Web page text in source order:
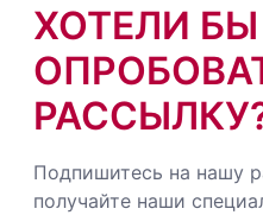
ХОТЕЛИ
Подпишитесь на нашу
получайте наши